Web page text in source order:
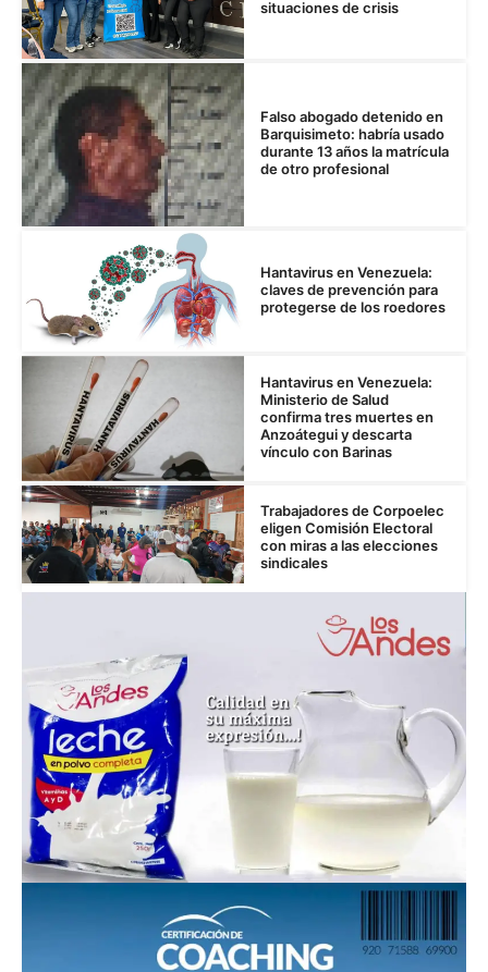
situaciones de crisis
Falso abogado detenido en
Barquisimeto: habría usado
durante 13 años la matrícula
de otro profesional
Hantavirus en Venezuela:
claves de prevención para
protegerse de los roedores
Hantavirus en Venezuela:
Ministerio de Salud
confirma tres muertes en
Anzoátegui y descarta
vínculo con Barinas
Trabajadores de Corpoelec
eligen Comisión Electoral
con miras a las elecciones
sindicales